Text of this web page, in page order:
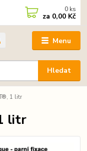
Menu
Hledat
0 ks
za 0,00 Kč
1 litr
litr